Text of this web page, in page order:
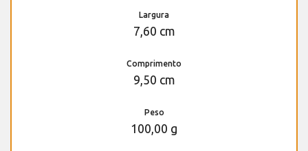
Largura
7,60 cm
Comprimento
9,50 cm
Peso
100,00 g